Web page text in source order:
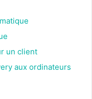
un client
aux ordinateurs